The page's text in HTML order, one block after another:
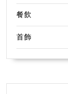
餐飲
首飾